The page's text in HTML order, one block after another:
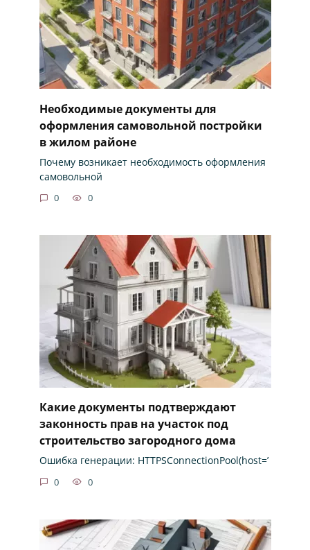
Необходимые документы для
оформления самовольной постройки
в жилом районе
Почему возникает необходимость оформления
самовольной
0 0
Какие документы подтверждают
законность прав на участок под
строительство загородного дома
Ошибка генерации: HTTPSConnectionPool(host=’
0 0